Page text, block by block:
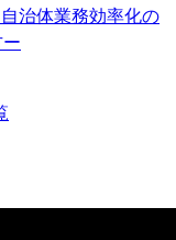
治体業務効率化の